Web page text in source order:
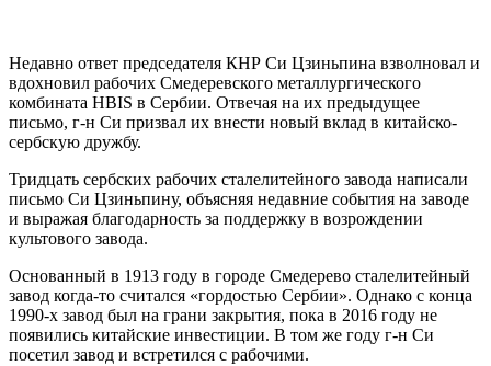
Недавно ответ председателя КНР Си Цзиньпина взволновал и
вдохновил рабочих Смедеревского металлургического
комбината HBIS в Сербии. Отвечая на их предыдущее
письмо, г-н Си призвал их внести новый вклад в китайско-
сербскую дружбу.
Тридцать сербских рабочих сталелитейного завода написали
письмо Си Цзиньпину, объясняя недавние события на заводе
и выражая благодарность за поддержку в возрождении
культового завода.
Основанный в 1913 году в городе Смедерево сталелитейный
завод когда-то считался «гордостью Сербии». Однако с конца
1990-х завод был на грани закрытия, пока в 2016 году не
появились китайские инвестиции. В том же году г-н Си
посетил завод и встретился с рабочими.